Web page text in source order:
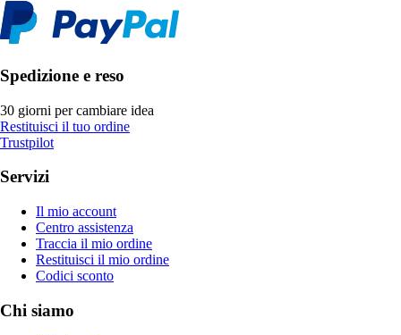
Spedizione e reso
30 giorni per cambiare idea
Restituisci il tuo ordine
Trustpilot
Servizi
Il mio account
Centro assistenza
Traccia il mio ordine
Restituisci il mio ordine
Codici sconto
Chi siamo